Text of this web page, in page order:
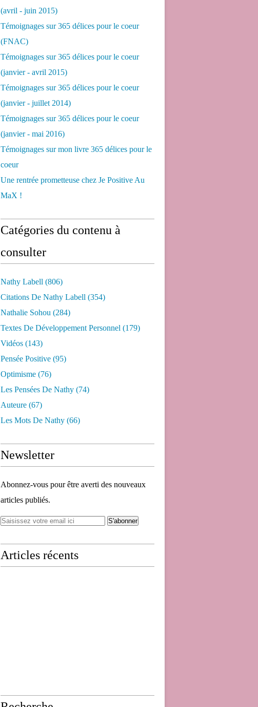
(avril - juin 2015)
Témoignages sur 365 délices pour le coeur
(FNAC)
Témoignages sur 365 délices pour le coeur
(janvier - avril 2015)
Témoignages sur 365 délices pour le coeur
(janvier - juillet 2014)
Témoignages sur 365 délices pour le coeur
(janvier - mai 2016)
Témoignages sur mon livre 365 délices pour le
coeur
Une rentrée prometteuse chez Je Positive Au
MaX !
Catégories du contenu à
consulter
Nathy Labell (806)
Citations De Nathy Labell (354)
Nathalie Sohou (284)
Textes De Développement Personnel (179)
Vidéos (143)
Pensée Positive (95)
Optimisme (76)
Les Pensées De Nathy (74)
Auteure (67)
Les Mots De Nathy (66)
Newsletter
Abonnez-vous pour être averti des nouveaux
articles publiés.
Articles récents